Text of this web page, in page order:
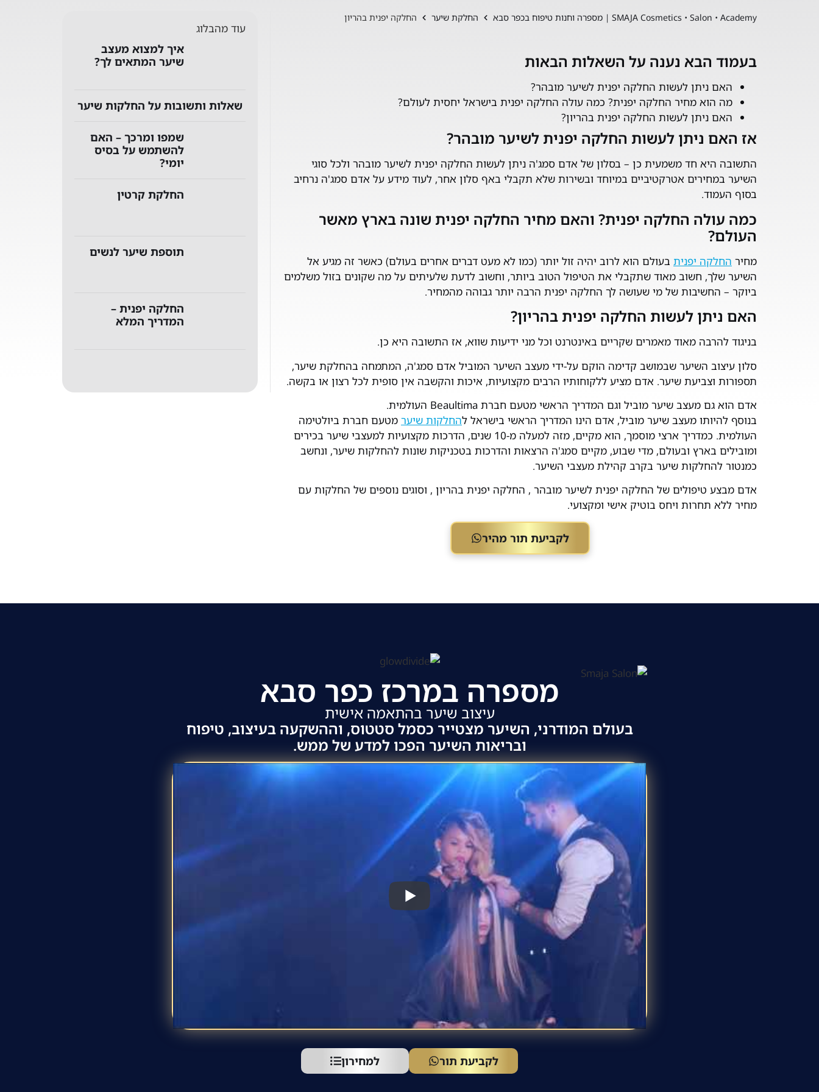
SMAJA Cosmetics • Salon • Academy | מספרה וחנות טיפוח בכפר סבא החלקת שיער החלקה יפנית בהריון
בעמוד הבא נענה על השאלות הבאות
האם ניתן לעשות החלקה יפנית לשיער מובהר?
מה הוא מחיר החלקה יפנית? כמה עולה החלקה יפנית בישראל יחסית לעולם?
האם ניתן לעשות החלקה יפנית בהריון?
אז האם ניתן לעשות החלקה יפנית לשיער מובהר?
התשובה היא חד משמעית כן – בסלון של אדם סמג'ה ניתן לעשות החלקה יפנית לשיער מובהר ולכל סוגי
השיער במחירים אטרקטיביים במיוחד ובשירות שלא תקבלי באף סלון אחר, לעוד מידע על אדם סמג'ה נרחיב
בסוף העמוד.
כמה עולה החלקה יפנית? והאם מחיר החלקה יפנית שונה בארץ מאשר
העולם?
מחיר החלקה יפנית בעולם הוא לרוב יהיה זול יותר (כמו לא מעט דברים אחרים בעולם) כאשר זה מגיע אל
השיער שלך, חשוב מאוד שתקבלי את הטיפול הטוב ביותר, וחשוב לדעת שלעיתים על מה שקונים בזול משלמים
ביוקר – החשיבות של מי שעושה לך החלקה יפנית הרבה יותר גבוהה מהמחיר.
האם ניתן לעשות החלקה יפנית בהריון?
בניגוד להרבה מאוד מאמרים שקריים באינטרנט וכל מני ידיעות שווא, אז התשובה היא כן.
סלון עיצוב השיער שבמושב קדימה הוקם על-ידי מעצב השיער המוביל אדם סמג'ה, המתמחה בהחלקת שיער,
תספורות וצביעת שיער. אדם מציע ללקוחותיו הרבים מקצועיות, איכות והקשבה אין סופית לכל רצון או בקשה.
אדם הוא גם מעצב שיער מוביל וגם המדריך הראשי מטעם חברת Beaultima העולמית.
בנוסף להיותו מעצב שיער מוביל, אדם הינו המדריך הראשי בישראל להחלקות שיער מטעם חברת ביולטימה
העולמית. כמדריך ארצי מוסמך, הוא מקיים, מזה למעלה מ-10 שנים, הדרכות מקצועיות למעצבי שיער בכירים
ומובילים בארץ ובעולם, מדי שבוע, מקיים סמג'ה הרצאות והדרכות בטכניקות שונות להחלקות שיער, ונחשב
כמנטור להחלקות שיער בקרב קהילת מעצבי השיער.
אדם מבצע טיפולים של החלקה יפנית לשיער מובהר , החלקה יפנית בהריון , וסוגים נוספים של החלקות עם
מחיר ללא תחרות ויחס בוטיק אישי ומקצועי.
לקביעת תור מהיר
עוד מהבלוג
איך למצוא מעצב
שיער המתאים לך?
שאלות ותשובות על החלקות שיער
שמפו ומרכך – האם
להשתמש על בסיס
יומי?
החלקת קרטין
תוספת שיער לנשים
החלקה יפנית –
המדריך המלא
מספרה במרכז כפר סבא
עיצוב שיער בהתאמה אישית
בעולם המודרני, השיער מצטייר כסמל סטטוס, וההשקעה בעיצוב, טיפוח
ובריאות השיער הפכו למדע של ממש.
לקביעת תור למחירון